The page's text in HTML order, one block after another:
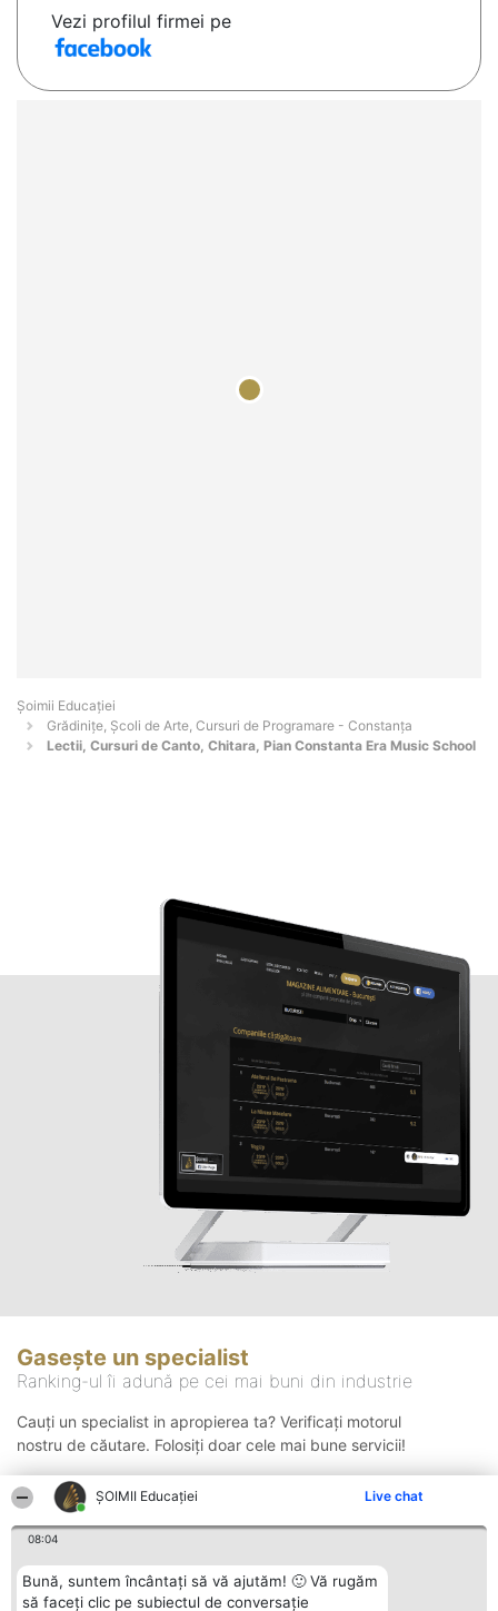
ȘOIMII Educației Live chat
08:04
Bună, suntem încântați să vă ajutăm! 🙂 Vă rugăm
să faceți clic pe subiectul de conversație
Vezi profilul firmei pe
Șoimii Educației
Grădinițe, Școli de Arte, Cursuri de Programare - Constanţa
Lectii, Cursuri de Canto, Chitara, Pian Constanta Era Music School
Gasește un specialist
Ranking-ul îi adună pe cei mai buni din industrie
Cauți un specialist in apropierea ta? Verificați motorul
nostru de căutare. Folosiți doar cele mai bune servicii!